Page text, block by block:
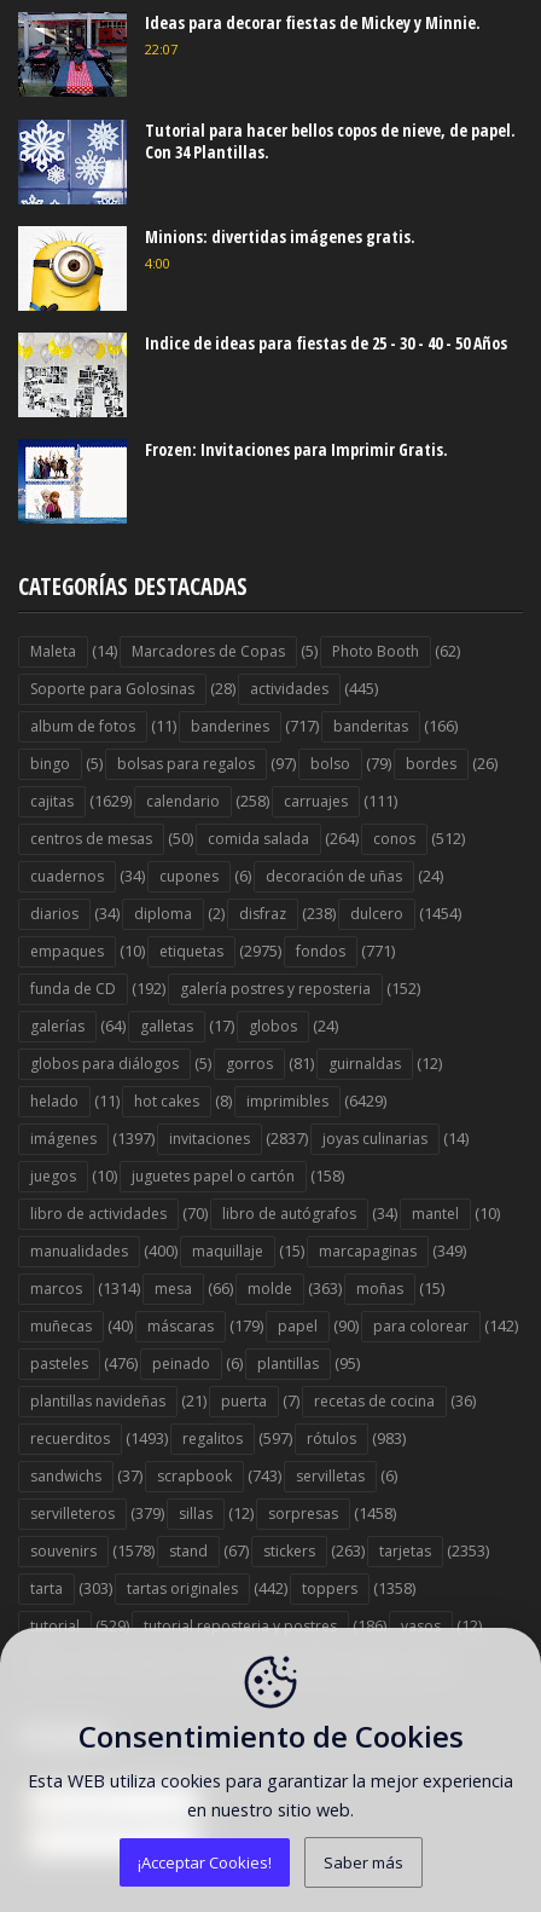
Ideas para decorar fiestas de Mickey y Minnie.
22:07
Tutorial para hacer bellos copos de nieve, de papel.
Con 34 Plantillas.
Minions: divertidas imágenes gratis.
4:00
Indice de ideas para fiestas de 25 - 30 - 40 - 50 Años
Frozen: Invitaciones para Imprimir Gratis.
CATEGORÍAS DESTACADAS
Maleta (14) Marcadores de Copas (5) Photo Booth (62)
Soporte para Golosinas (28) actividades (445)
album de fotos (11) banderines (717) banderitas (166)
bingo (5) bolsas para regalos (97) bolso (79) bordes (26)
cajitas (1629) calendario (258) carruajes (111)
centros de mesas (50) comida salada (264) conos (512)
cuadernos (34) cupones (6) decoración de uñas (24)
diarios (34) diploma (2) disfraz (238) dulcero (1454)
empaques (10) etiquetas (2975) fondos (771)
funda de CD (192) galería postres y reposteria (152)
galerías (64) galletas (17) globos (24)
globos para diálogos (5) gorros (81) guirnaldas (12)
helado (11) hot cakes (8) imprimibles (6429)
imágenes (1397) invitaciones (2837) joyas culinarias (14)
juegos (10) juguetes papel o cartón (158)
libro de actividades (70) libro de autógrafos (34) mantel (10)
manualidades (400) maquillaje (15) marcapaginas (349)
marcos (1314) mesa (66) molde (363) moñas (15)
muñecas (40) máscaras (179) papel (90) para colorear (142)
pasteles (476) peinado (6) plantillas (95)
plantillas navideñas (21) puerta (7) recetas de cocina (36)
recuerditos (1493) regalitos (597) rótulos (983)
sandwichs (37) scrapbook (743) servilletas (6)
servilleteros (379) sillas (12) sorpresas (1458)
souvenirs (1578) stand (67) stickers (263) tarjetas (2353)
tarta (303) tartas originales (442) toppers (1358)
tutorial (529) tutorial reposteria y postres (186) vasos (12)
wrappers
SÍGUENOS
Comentarios
Consentimiento de Cookies
Esta WEB utiliza cookies para garantizar la mejor experiencia
en nuestro sitio web.
¡Acceptar Cookies! Saber más